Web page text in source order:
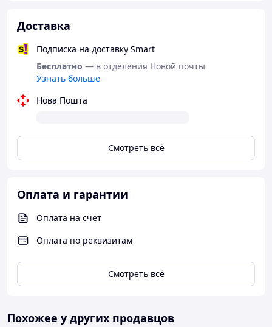
Доставка
Подписка на доставку Smart
Бесплатно — в отделения Новой почты
Узнать больше
Нова Пошта
Смотреть всё
Оплата и гарантии
Оплата на счет
Оплата по реквизитам
Смотреть всё
Похожее у других продавцов